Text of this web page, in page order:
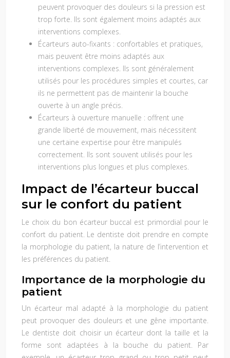
peuvent provoquer des douleurs si la pression est
trop forte. Ils sont également moins adaptés aux
interventions complexes.
Écarteurs auto-fixants : confortables et pratiques,
mais peuvent être moins adaptés aux
interventions complexes. Ils sont généralement
utilisés pour les procédures simples et courtes, car
ils ne permettent pas de maintenir la bouche
ouverte à un angle précis.
Écarteurs à ouverture manuelle : offrent une
grande liberté de mouvement, mais nécessitent
une certaine expertise pour être manipulés
correctement. Ils sont souvent utilisés pour les
interventions plus longues et plus complexes.
Impact de l’écarteur buccal
sur le confort du patient
Le choix du bon écarteur buccal est primordial pour le
confort du patient. Le dentiste doit prendre en compte
la morphologie du patient, la nature de l’intervention et
les préférences du patient.
Importance de la morphologie du
patient
Un écarteur mal adapté à la morphologie du patient
peut provoquer des douleurs et une gêne importante.
Le dentiste doit choisir un écarteur dont la taille et la
forme sont adaptées à la bouche du patient. Par